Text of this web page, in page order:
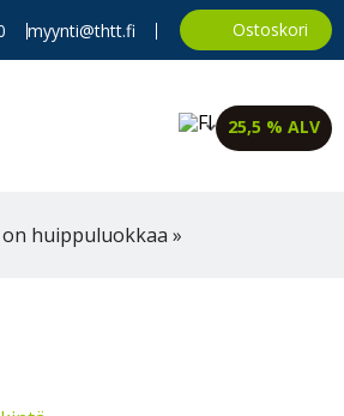
myynti@thtt.fi Ostoskori
25,5 % ALV
huippuluokkaa »